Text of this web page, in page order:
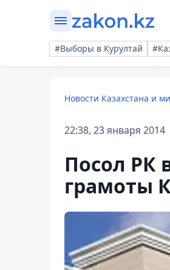
#Выборы в Курултай
Новости Казахстана и
22:38, 23 января 2014
Посол РК
грамоты